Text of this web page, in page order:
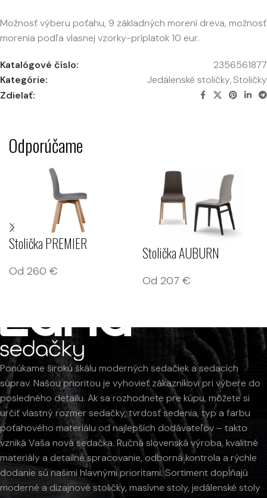
Možnosť výberu poťahu, 9 základných morení dreva, možnosť
morenia podľa vlasnej vzorky-príplatok 10 eur.
Katalógové číslo:
2356561877
Kategórie:
Jedálenské stoličky,Stoličky
Zdielať:
Odporúčame
Stolička PREMIER
Od 260 €
Stolička AUBURN
Od 207 €
Ponúkame širokú škálu moderných sedačiek a sedacích
súprav. Našou prioritou je vyhovieť zákazníkovi pri výbere do
posledného detailu. Ak sa rozhodnete pre kúpu, môžete si
určiť vlastný rozmer sedačky, tvrdosť sedenia, typ a farbu
poťahového materiálu od najlepších dodávateľov – takto
vzniká Vaša nová sedačka. Ručná slovenská výroba, kvalitné
materiály a detailné spracovanie, odborná kontrola a rýchle
dodanie sú našimi hlavnými prioritami. Sortiment dopĺňajú
moderné a dizajnové stoličky, masívne stoly, jedálenské stoly